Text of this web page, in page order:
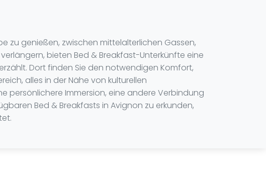
zu genießen, zwischen mittelalterlichen Gassen,
bieten Bed & Breakfast-Unterkünfte eine
Dort finden Sie den notwendigen Komfort,
alles in der Nähe von kulturellen
persönlichere Immersion, eine andere Verbindung
Bed & Breakfasts in Avignon zu erkunden,